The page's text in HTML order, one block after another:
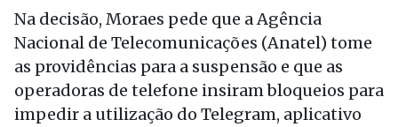
Na decisão, Moraes pede que a Agência
Nacional de Telecomunicações (Anatel) tome
as providências para a suspensão e que as
operadoras de telefone insiram bloqueios para
impedir a utilização do Telegram, aplicativo